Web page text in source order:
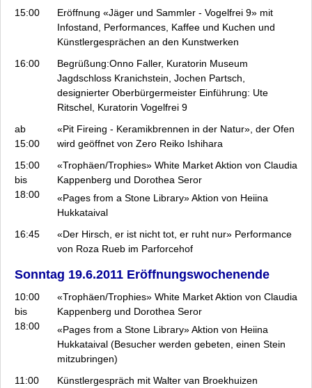
Kinderprojekte
Öffnungszeiten und Führungen
Kooperationspartner
Unterstützer und Sponsoren
Namen, Fakten, Zahlen
Postkarten Vogelfrei 7
Postkarten Vogelfrei 6
Archiv
Datenschutz
Impressum
15:00
Eröffnung «Jäger und Sammler - Vogelfrei 9» mit
Infostand, Performances, Kaffee und Kuchen und
Künstlergesprächen an den Kunstwerken
16:00
Begrüßung:Onno Faller, Kuratorin Museum
Jagdschloss Kranichstein, Jochen Partsch,
designierter Oberbürgermeister Einführung: Ute
Ritschel, Kuratorin Vogelfrei 9
ab
15:00
«Pit Fireing - Keramikbrennen in der Natur», der Ofen
wird geöffnet von Zero Reiko Ishihara
15:00
bis
18:00
«Trophäen/Trophies» White Market Aktion von Claudia
Kappenberg und Dorothea Seror
«Pages from a Stone Library» Aktion von Heiina
Hukkataival
16:45
«Der Hirsch, er ist nicht tot, er ruht nur» Performance
von Roza Rueb im Parforcehof
Sonntag 19.6.2011 Eröffnungswochenende
10:00
bis
18:00
«Trophäen/Trophies» White Market Aktion von Claudia
Kappenberg und Dorothea Seror
«Pages from a Stone Library» Aktion von Heiina
Hukkataival (Besucher werden gebeten, einen Stein
mitzubringen)
11:00
Künstlergespräch mit Walter van Broekhuizen